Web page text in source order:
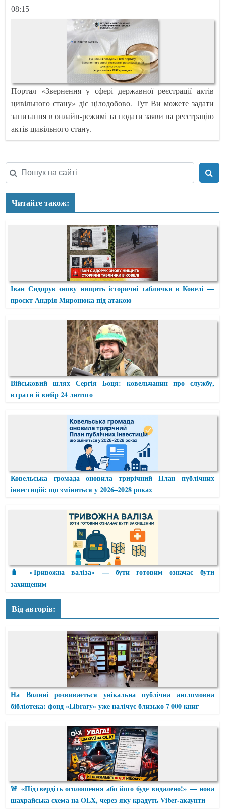
08:15
Портал «Звернення у сфері державної реєстрації актів
цивільного стану» діє цілодобово. Тут Ви можете задати
запитання в онлайн-режимі та подати заяви на реєстрацію
актів цивільного стану.
Читайте також:
Іван Сидорук знову нищить історичні таблички в Ковелі —
проєкт Андрія Миронюка під атакою
Військовий шлях Сергія Боця: ковельчанин про службу,
втрати й вибір 24 лютого
Ковельська громада оновила трирічний План публічних
інвестицій: що зміниться у 2026–2028 роках
🧳 «Тривожна валіза» — бути готовим означає бути
захищеним
Від авторів:
На Волині розвивається унікальна публічна англомовна
бібліотека: фонд «Library» уже налічує близько 7 000 книг
🚨 «Підтвердіть оголошення або його буде видалено!» — нова
шахрайська схема на OLX, через яку крадуть Viber-акаунти